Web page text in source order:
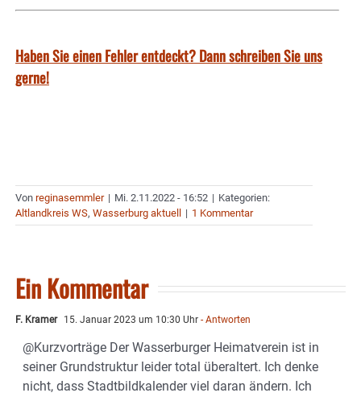
Haben Sie einen Fehler entdeckt? Dann schreiben Sie uns
gerne!
Von reginasemmler | Mi. 2.11.2022 - 16:52 | Kategorien:
Altlandkreis WS, Wasserburg aktuell | 1 Kommentar
Ein Kommentar
F. Kramer 15. Januar 2023 um 10:30 Uhr - Antworten
@Kurzvorträge Der Wasserburger Heimatverein ist in
seiner Grundstruktur leider total überaltert. Ich denke
nicht, dass Stadtbildkalender viel daran ändern. Ich